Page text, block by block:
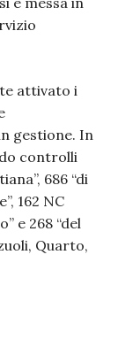
attivato i
gestione. In
controlli
686 “di
162 NC
e 268 “del
Quarto,